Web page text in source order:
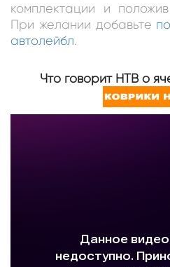
комплектации и
При желании добавьте
автолейбл.
Что говорит НТВ о